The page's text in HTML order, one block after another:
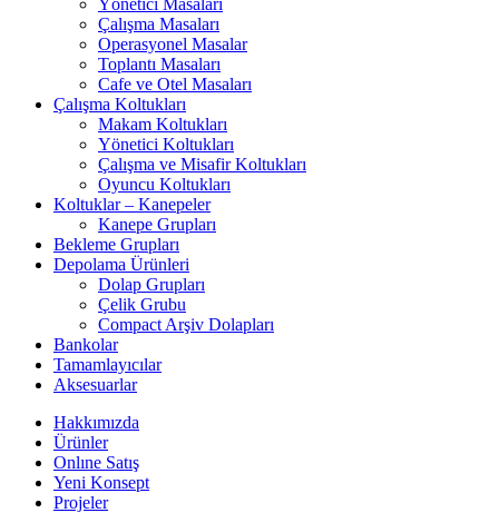
Çalışma Masaları
Operasyonel Masalar
Toplantı Masaları
Cafe ve Otel Masaları
Çalışma Koltukları
Makam Koltukları
Yönetici Koltukları
Çalışma ve Misafir Koltukları
Oyuncu Koltukları
Koltuklar – Kanepeler
Kanepe Grupları
Bekleme Grupları
Depolama Ürünleri
Dolap Grupları
Çelik Grubu
Compact Arşiv Dolapları
Bankolar
Tamamlayıcılar
Aksesuarlar
Hakkımızda
Ürünler
Onlıne Satış
Yeni Konsept
Projeler